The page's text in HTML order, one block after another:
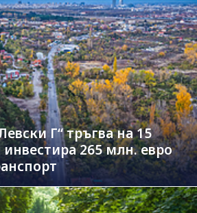
Г“ тръгва на 15
инвестира 265 млн. евро